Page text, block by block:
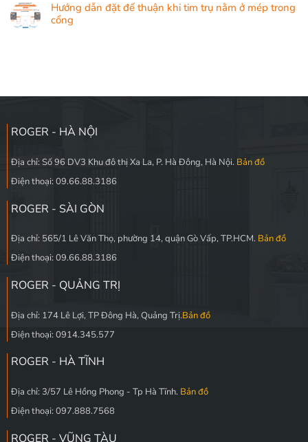
Hướng dẫn đặt đế thuận khi tim trụ nằm ở mép trong
cổng
ROGER - HÀ NỘI
Địa chỉ: Số 96 DV3 Khu đô thị Xa La, P. Hà Đông, Hà Nội. Bản đồ
Điện thoại: 09.66.88.3186
ROGER - SÀI GÒN
Địa chỉ: 565/1 Lê Văn Thọ, phường 14, quận Gò Vấp, TP.HCM. Bản đồ
Điện thoại: 09.66.88.3186
ROGER - QUẢNG TRỊ
Địa chỉ: 174 Lê Lợi, TP Đông Hà, Quảng Trị.Bản đồ
Điện thoại: 0914.345.577
ROGER - HÀ TĨNH
Địa chỉ: 3/57 Lê Hồng Phong - Tp Hà Tĩnh. Bản đồ
Điện thoại: 097.888.7568
ROGER - VŨNG TÀU